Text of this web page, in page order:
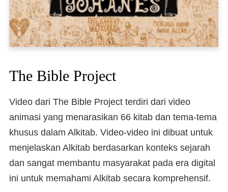
The Bible Project
Video dari The Bible Project terdiri dari video
animasi yang menarasikan 66 kitab dan tema-tema
khusus dalam Alkitab. Video-video ini dibuat untuk
menjelaskan Alkitab berdasarkan konteks sejarah
dan sangat membantu masyarakat pada era digital
ini untuk memahami Alkitab secara komprehensif.